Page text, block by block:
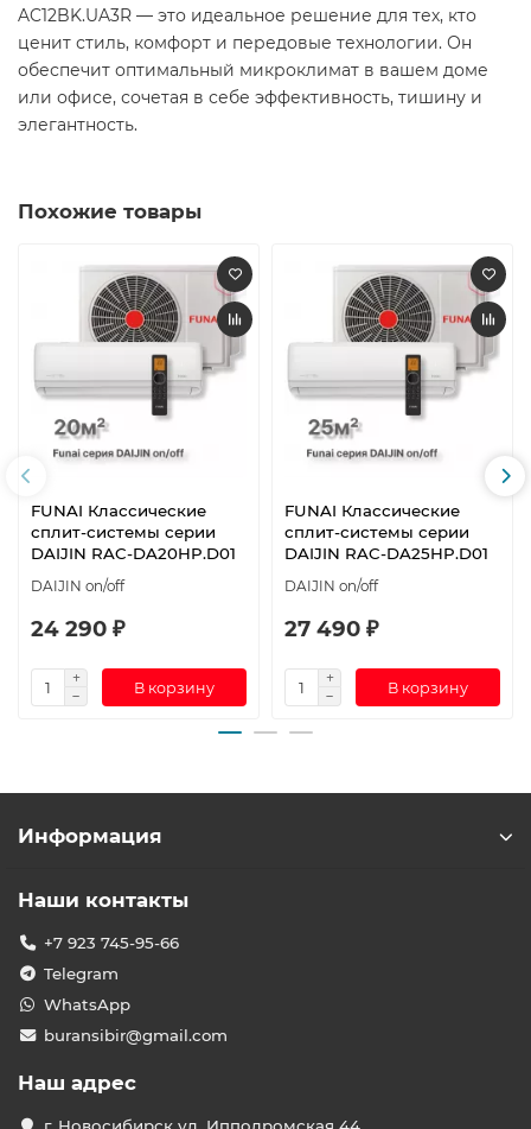
AC12BK.UA3R — это идеальное решение для тех, кто
ценит стиль, комфорт и передовые технологии. Он
обеспечит оптимальный микроклимат в вашем доме
или офисе, сочетая в себе эффективность, тишину и
элегантность.​
Похожие товары
FUNAI Классические
сплит-системы серии
DAIJIN RAC-DA20HP.D01
DAIJIN on/off
24 290 ₽
В корзину
FUNAI Классические
сплит-системы серии
DAIJIN RAC-DA25HP.D01
DAIJIN on/off
27 490 ₽
В корзину
Информация
Наши контакты
+7 923 745-95-66
Telegram
WhatsApp
buransibir@gmail.com
Наш адрес